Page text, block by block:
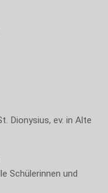
Dionysius, ev. in Alte
Schülerinnen und